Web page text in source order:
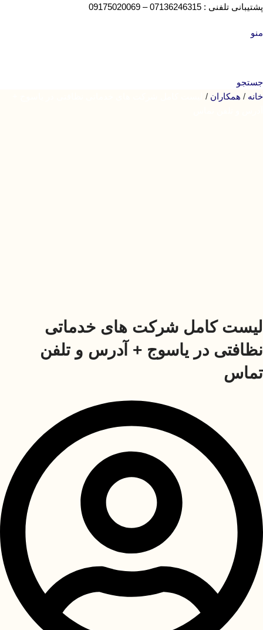
پشتیبانی تلفنی : 07136246315 – 09175020069
منو
جستجو
خانه
همکاران
لیست کامل شرکت های خدماتی
نظافتی در یاسوج + آدرس و تلفن
تماس